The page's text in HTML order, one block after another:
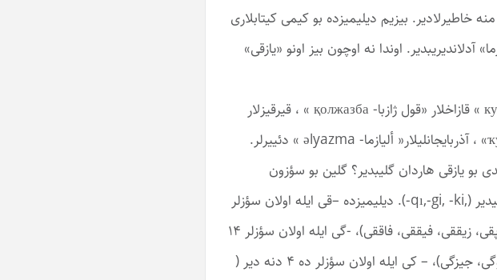
خاطیرلادیر. ‏بیزیم دیلیمیزده بو کیمی کیتابلاری
آدلاندیریبدیر. اوندا نه اوچون بیز اونو ‏‏«یازقی»
تورکییه ده بوجور کیتاربلاری «یازما- ‏yazma‏» ، اوزبکلر «قول ‏یازما-‏qolyqzma‏ »، تاتارلار « قول یازما -‏‎« кулъязма‏ ‏قازاخلار «قول ژازبا- ‏қолжазба‏ » ، قیرقیزلار
«قول ژازما – ‏кол жазма‏ » ، تورکمنلر «ألیازما-قولیازما-‏‎ elýazma-‎golýazma‏» باشقیرلار «قولیازما- ‏ҡулъяҙма‏» ، ‏آذربایجانلیلار« ألیازما- ‏əlyazma‏ » دئییرلر.
بو یازقی هاردان گلیبدیر؟ گلین بو سؤزون
‏ائتیمولوژیسنه باخاق. یازقی ، یاز+قی شکیلچیسیندن عمله گلیبدیر. ‏بیزده بو شکیلچی اوچ واریانتلی بیر شکیلچیدیر (‏‎-qı,-gi, -ki,‎‏). ‏دیلیمیزده –قی ایله اولان سؤزلر
توپلام ۱۶ دنه دیر (آلغی-ساتقی، ‏بیچقی، ساتقی، دارتقی، قاتقی، چاتقی- باتقی، آتقی، قیسقی، باسقی، ‏آسقی، تاپقی، زیققی، فیققی، فاققی)، -گی ایله اولان سؤزلر ۱۴
دنه ‏دیر ( بیلگی، سیلگی، گزه گی، اوزنگی ، دوزنگی، وئرگی، گچرگی، ‏درگی، گئدرگی، سرگی، اؤترگی، گزرگی، سئوگی، جیزگی)، – کی ‏ایله اولان سؤزلر ده ۴ دنه دیر (